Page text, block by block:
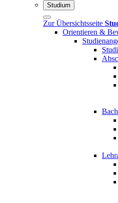
Studium
Zur Übersichtsseite
Orientieren &